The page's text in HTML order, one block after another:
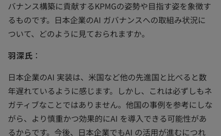
バナンス構築に貢献するKPMGの姿勢や目指す姿を象徴す
るものです。日本企業のAI ガバナンスへの取組み状況に
ついて、どのように見ておられますか。
羽深氏 ：
日本企業のAI 実装は、米国など他の先進国と比べると数
年遅れているように感じます。しかし、これは必ずしもネ
ガティブなことではありません。他国の事例を参考にしな
がら、より慎重かつ効果的にAI を導入できる可能性があ
るからです。今後、日本企業でもAI の活用が進むにつれ